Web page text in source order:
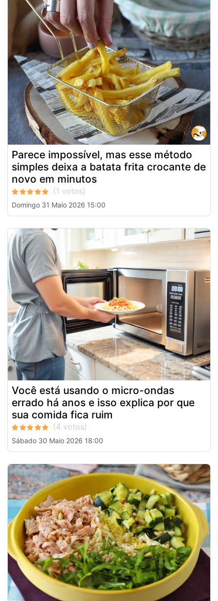
Parece impossível, mas esse método
simples deixa a batata frita crocante de
novo em minutos
Domingo 31 Maio 2026 15:00
Você está usando o micro-ondas
errado há anos e isso explica por que
sua comida fica ruim
Sábado 30 Maio 2026 18:00